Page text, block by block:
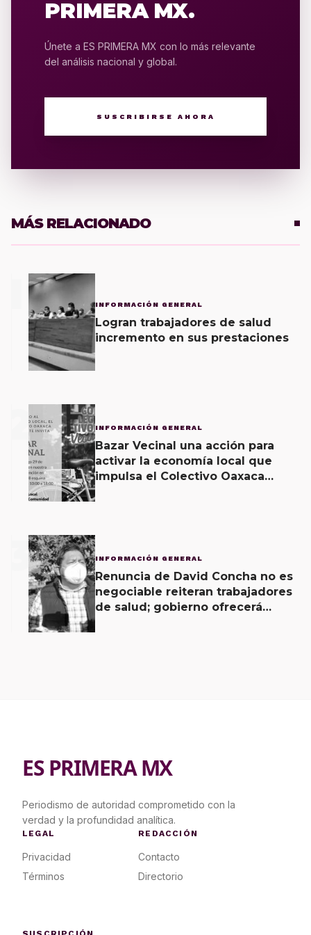
PRIMERA MX.
Únete a ES PRIMERA MX con lo más relevante
del análisis nacional y global.
SUSCRIBIRSE AHORA
MÁS RELACIONADO
INFORMACIÓN GENERAL
Logran trabajadores de salud
incremento en sus prestaciones
2 INFORMACIÓN GENERAL
Bazar Vecinal una acción para
activar la economía local que
impulsa el Colectivo Oaxaca
3 INFORMACIÓN GENERAL
Renuncia de David Concha no es
negociable reiteran trabajadores
de salud; gobierno ofrecerá
ES PRIMERA MX
Periodismo de autoridad comprometido con la
verdad y la profundidad analítica.
LEGAL
Privacidad
Términos
REDACCIÓN
Contacto
Directorio